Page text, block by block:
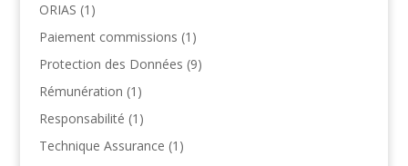
ORIAS (1)
Paiement commissions (1)
Protection des Données (9)
Rémunération (1)
Responsabilité (1)
Technique Assurance (1)